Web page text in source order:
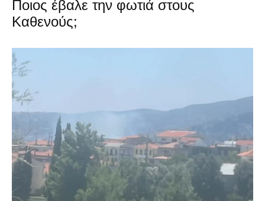
Ποιος έβαλε την φωτιά στους
Καθενούς;